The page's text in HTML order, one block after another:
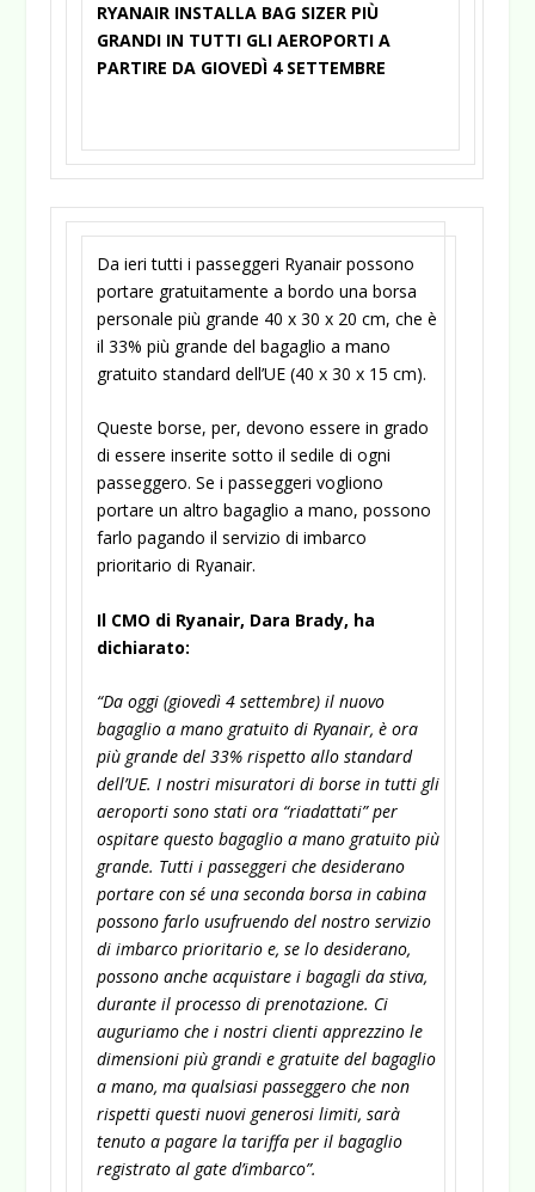
RYANAIR INSTALLA BAG SIZER PIÙ
GRANDI IN TUTTI GLI AEROPORTI A
PARTIRE DA GIOVEDÌ 4 SETTEMBRE
Da ieri tutti i passeggeri Ryanair possono
portare gratuitamente a bordo una borsa
personale più grande 40 x 30 x 20 cm, che è
il 33% più grande del bagaglio a mano
gratuito standard dell’UE (40 x 30 x 15 cm).
Queste borse, per, devono essere in grado
di essere inserite sotto il sedile di ogni
passeggero. Se i passeggeri vogliono
portare un altro bagaglio a mano, possono
farlo pagando il servizio di imbarco
prioritario di Ryanair.
Il CMO di Ryanair, Dara Brady, ha
dichiarato:
“Da oggi (giovedì 4 settembre) il nuovo
bagaglio a mano gratuito di Ryanair, è ora
più grande del 33% rispetto allo standard
dell’UE. I nostri misuratori di borse in tutti gli
aeroporti sono stati ora “riadattati” per
ospitare questo bagaglio a mano gratuito più
grande. Tutti i passeggeri che desiderano
portare con sé una seconda borsa in cabina
possono farlo usufruendo del nostro servizio
di imbarco prioritario e, se lo desiderano,
possono anche acquistare i bagagli da stiva,
durante il processo di prenotazione. Ci
auguriamo che i nostri clienti apprezzino le
dimensioni più grandi e gratuite del bagaglio
a mano, ma qualsiasi passeggero che non
rispetti questi nuovi generosi limiti, sarà
tenuto a pagare la tariffa per il bagaglio
registrato al gate d’imbarco”.